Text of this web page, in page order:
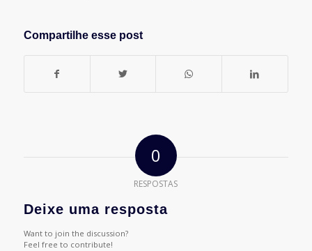
Compartilhe esse post
0
RESPOSTAS
Deixe uma resposta
Want to join the discussion?
Feel free to contribute!